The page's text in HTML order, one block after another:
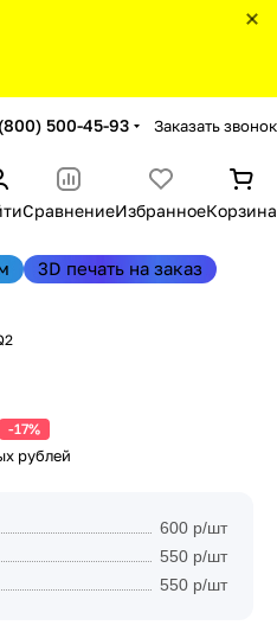
500-45-93 Заказать звонок
СравнениеИзбранноеКорзина
3D печать на заказ
-17%
рублей
600 р/шт
550 р/шт
550 р/шт